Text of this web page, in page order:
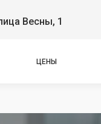
Весны, 1
ЦЕНЫ